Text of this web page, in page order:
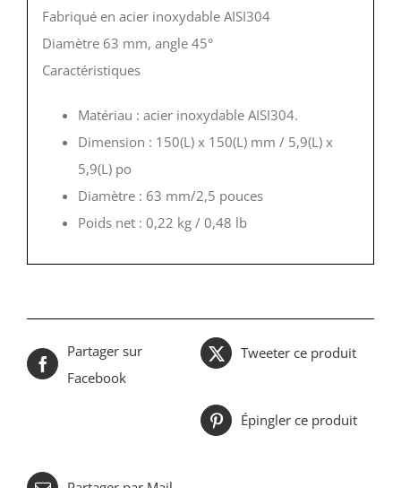
Fabriqué en acier inoxydable AISI304
Diamètre 63 mm, angle 45°
Caractéristiques
Matériau : acier inoxydable AISI304.
Dimension : 150(L) x 150(L) mm / 5,9(L) x
5,9(L) po
Diamètre : 63 mm/2,5 pouces
Poids net : 0,22 kg / 0,48 lb
Partager sur
Facebook
Tweeter ce produit
Épingler ce produit